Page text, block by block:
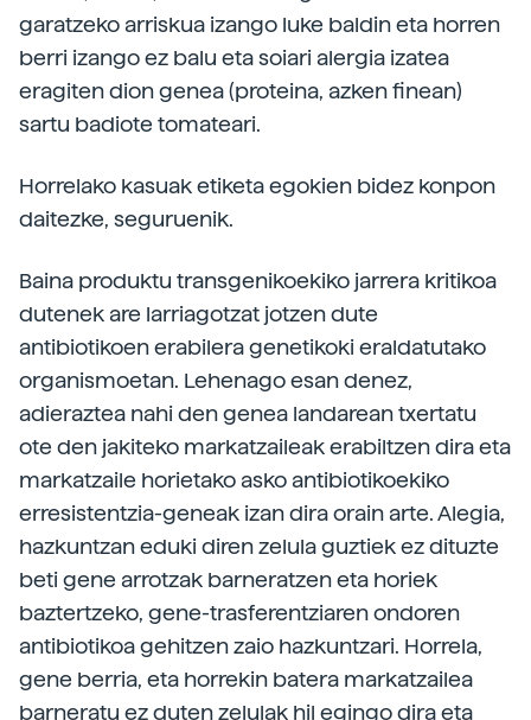
garatzeko arriskua izango luke baldin eta horren
berri izango ez balu eta soiari alergia izatea
eragiten dion genea (proteina, azken finean)
sartu badiote tomateari.
Horrelako kasuak etiketa egokien bidez konpon
daitezke, seguruenik.
Baina produktu transgenikoekiko jarrera kritikoa
dutenek are larriagotzat jotzen dute
antibiotikoen erabilera genetikoki eraldatutako
organismoetan. Lehenago esan denez,
adieraztea nahi den genea landarean txertatu
ote den jakiteko markatzaileak erabiltzen dira eta
markatzaile horietako asko antibiotikoekiko
erresistentzia-geneak izan dira orain arte. Alegia,
hazkuntzan eduki diren zelula guztiek ez dituzte
beti gene arrotzak barneratzen eta horiek
baztertzeko, gene-trasferentziaren ondoren
antibiotikoa gehitzen zaio hazkuntzari. Horrela,
gene berria, eta horrekin batera markatzailea
barneratu ez duten zelulak hil egingo dira eta